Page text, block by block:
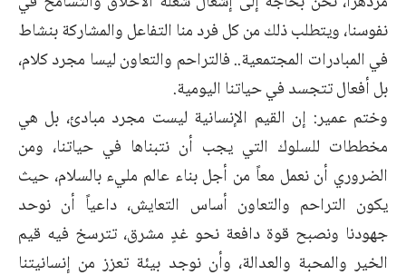
نفوسنا، ويتطلب ذلك من كل فرد منا التفاعل والمشاركة بنشاط
في المبادرات المجتمعية.. فالتراحم والتعاون ليسا مجرد كلام،
بل أفعال تتجسد في حياتنا اليومية.
وختم عمير: إن القيم الإنسانية ليست مجرد مبادئ، بل هي
مخططات للسلوك التي يجب أن نتبناها في حياتنا، ومن
الضروري أن نعمل معاً من أجل بناء عالم مليء بالسلام، حيث
يكون التراحم والتعاون أساس التعايش، داعياً أن نوحد
جهودنا ونصبح قوة دافعة نحو غدٍ مشرق، تترسخ فيه قيم
الخير والمحبة والعدالة، وأن نوجد بيئة تعزز من إنسانيتنا